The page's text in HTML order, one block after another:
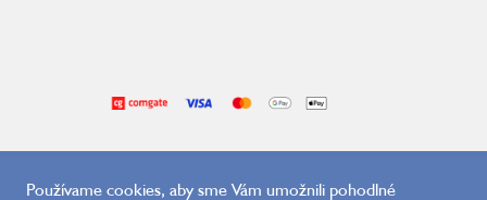
Používame cookies, aby sme Vám umožnili pohodlné